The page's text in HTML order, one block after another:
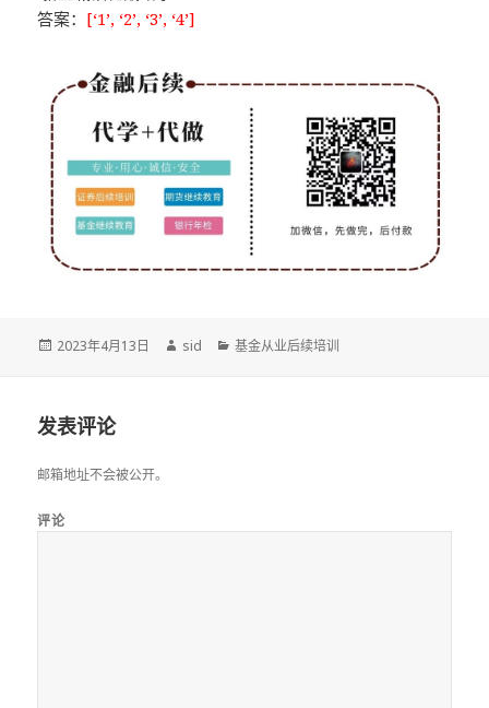
答案： [‘1’, ‘2’, ‘3’, ‘4’]
发
2023年4月13日
作
sid
分
基金从业后续培训
发表评论
邮箱地址不会被公开。
评论